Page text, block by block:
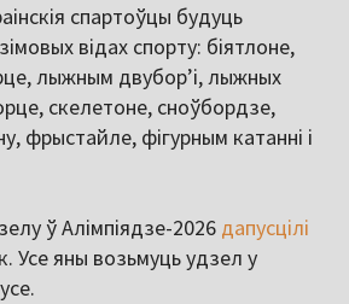
спартоўцы будуць
відах спорту: біятлоне,
лыжным двуборʼі, лыжных
скелетоне, сноўбордзе,
фрыстайле, фігурным катанні і
ў Алімпіядзе-2026 дапусцілі
Усе яны возьмуць удзел у